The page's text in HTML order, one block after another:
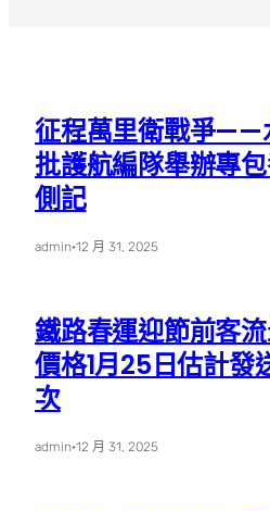
征程萬里衛戰爭——
批護航編隊舉辦專
側記
admin·12 月 31, 2025
鐵路春運迎節前客
價格1月25日估計發
次
admin·12 月 31, 2025